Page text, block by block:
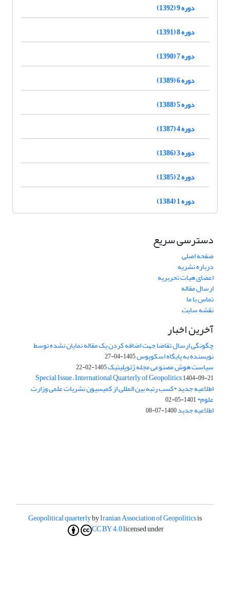
دوره 9 (1392)
دوره 8 (1391)
دوره 7 (1390)
دوره 6 (1389)
دوره 5 (1388)
دوره 4 (1387)
دوره 3 (1386)
دوره 2 (1385)
دوره 1 (1384)
دسترسی سریع
صفحه اصلی
درباره نشریه
اعضای هیات تحریریه
ارسال مقاله
تماس با ما
نقشه سایت
آخرین اخبار
چگونگی ارسال تقاضا جهت اضافه کردن یک مقاله نمایان نشده توسط
نویسنده به پایگاه اسکوپوس1405-04-27
سیاست هوش مصنوعی مجله ژئوپلیتیک1405-02-22
Special Issue – International Quarterly of Geopolitics1404-09-21
اطلاعیه جدید *کسب رتبه بین المللی از کمیسیون نشریات علمی وزارت
علوم*1401-05-02
اطلاعیه جدید1400-07-08
Geopolitical quarterlybyIranian Association of Geopoliticsis
licensed under
CC BY 4.0